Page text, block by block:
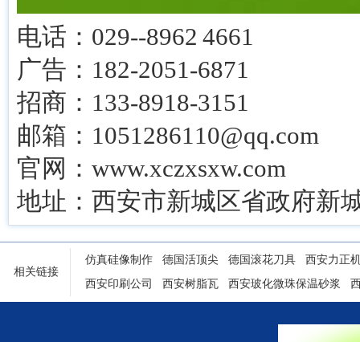
电话：029--8962 4661
广告：182-2051-6871
招商：133-8918-3151
邮箱：1051286110@qq.com
官网：www.xczxsxw.com
地址：西安市新城区省政府新
相关链接
仿真硅像制作 德国活顶尖 德国滚花刀具
西安力正
西安印刷公司
西安树脂瓦 西安玻化微珠保温砂浆